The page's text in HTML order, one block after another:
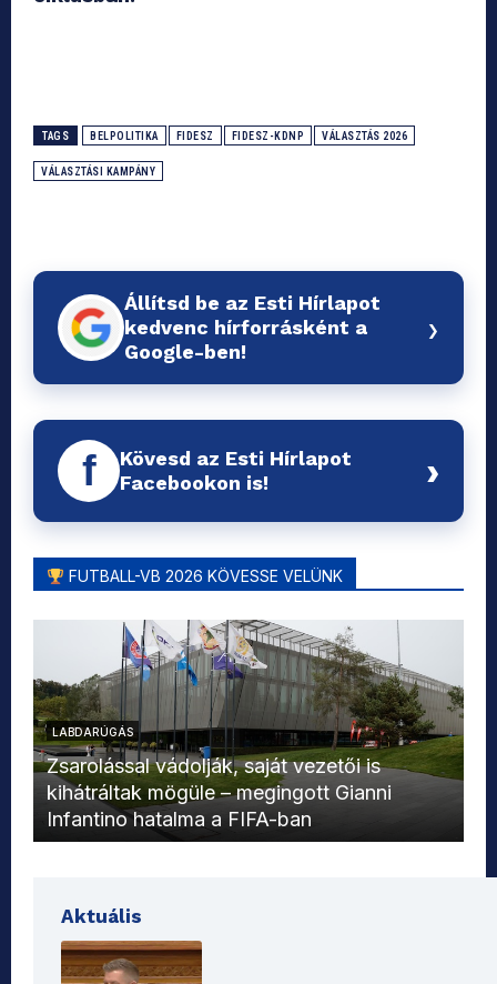
TAGS BELPOLITIKA FIDESZ FIDESZ-KDNP VÁLASZTÁS 2026
VÁLASZTÁSI KAMPÁNY
Állítsd be az Esti Hírlapot
kedvenc hírforrásként a
Google-ben!
›
f
Kövesd az Esti Hírlapot
Facebookon is!
›
FUTBALL-VB 2026 KÖVESSE VELÜNK
LABDARÚGÁS
Zsarolással vádolják, saját vezetői is
kihátráltak mögüle – megingott Gianni
Infantino hatalma a FIFA-ban
Aktuális